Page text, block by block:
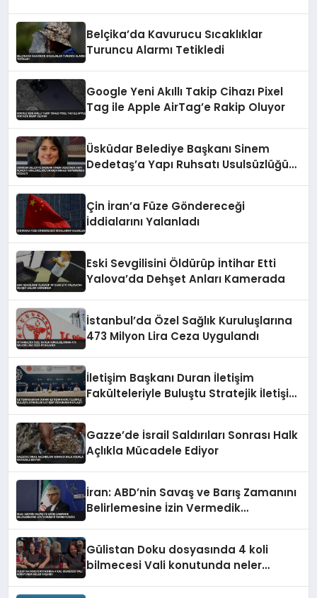
Belçika’da Kavurucu Sıcaklıklar
Turuncu Alarmı Tetikledi
Google Yeni Akıllı Takip Cihazı Pixel
Tag ile Apple AirTag’e Rakip Oluyor
Üsküdar Belediye Başkanı Sinem
Dedetaş’a Yapı Ruhsatı Usulsüzlüğü
Çin İran’a Füze Göndereceği
İddialarını Yalanladı
Eski Sevgilisini Öldürüp İntihar Etti
Yalova’da Dehşet Anları Kamerada
İstanbul’da Özel Sağlık Kuruluşlarına
473 Milyon Lira Ceza Uygulandı
İletişim Başkanı Duran İletişim
Fakülteleriyle Buluştu Stratejik İletişim
Gazze’de İsrail Saldırıları Sonrası Halk
Açlıkla Mücadele Ediyor
İran: ABD’nin Savaş ve Barış Zamanını
Belirlemesine İzin Vermedik
Gülistan Doku dosyasında 4 koli
bilmecesi Vali konutunda neler